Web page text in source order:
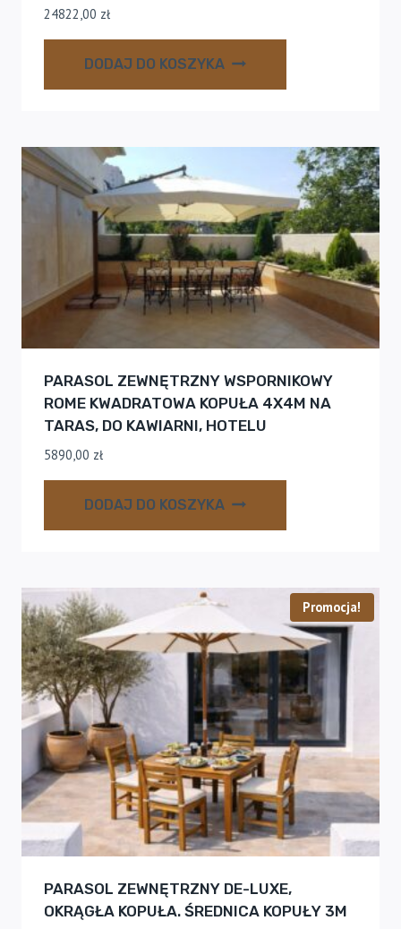
24822,00 zł
DODAJ DO KOSZYKA
PARASOL ZEWNĘTRZNY WSPORNIKOWY
ROME KWADRATOWA KOPUŁA 4X4M NA
TARAS, DO KAWIARNI, HOTELU
5890,00 zł
DODAJ DO KOSZYKA
Promocja!
PARASOL ZEWNĘTRZNY DE-LUXE,
OKRĄGŁA KOPUŁA. ŚREDNICA KOPUŁY 3M